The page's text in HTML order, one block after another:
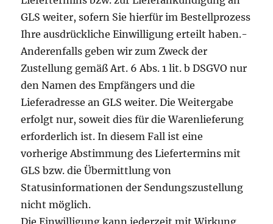
GLS weiter, sofern Sie hierfür im Bestellprozess
Ihre ausdrückliche Einwilligung erteilt haben.-
Anderenfalls geben wir zum Zweck der
Zustellung gemäß Art. 6 Abs. 1 lit. b DSGVO nur
den Namen des Empfängers und die
Lieferadresse an GLS weiter. Die Weitergabe
erfolgt nur, soweit dies für die Warenlieferung
erforderlich ist. In diesem Fall ist eine
vorherige Abstimmung des Liefertermins mit
GLS bzw. die Übermittlung von
Statusinformationen der Sendungszustellung
nicht möglich.
Die Einwilligung kann jederzeit mit Wirkung